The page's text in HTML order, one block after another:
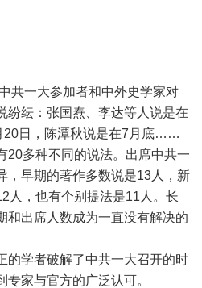
一大参加者和中外史学家对
纷纭：张国焘、李达等人说是在
20日，陈潭秋说是在7月底……
20多种不同的说法。出席中共一
，早期的著作多数说是13人，新
人，也有个别提法是11人。长
和出席人数成为一直没有解决的
学者破解了中共一大召开的时
家与官方的广泛认可。